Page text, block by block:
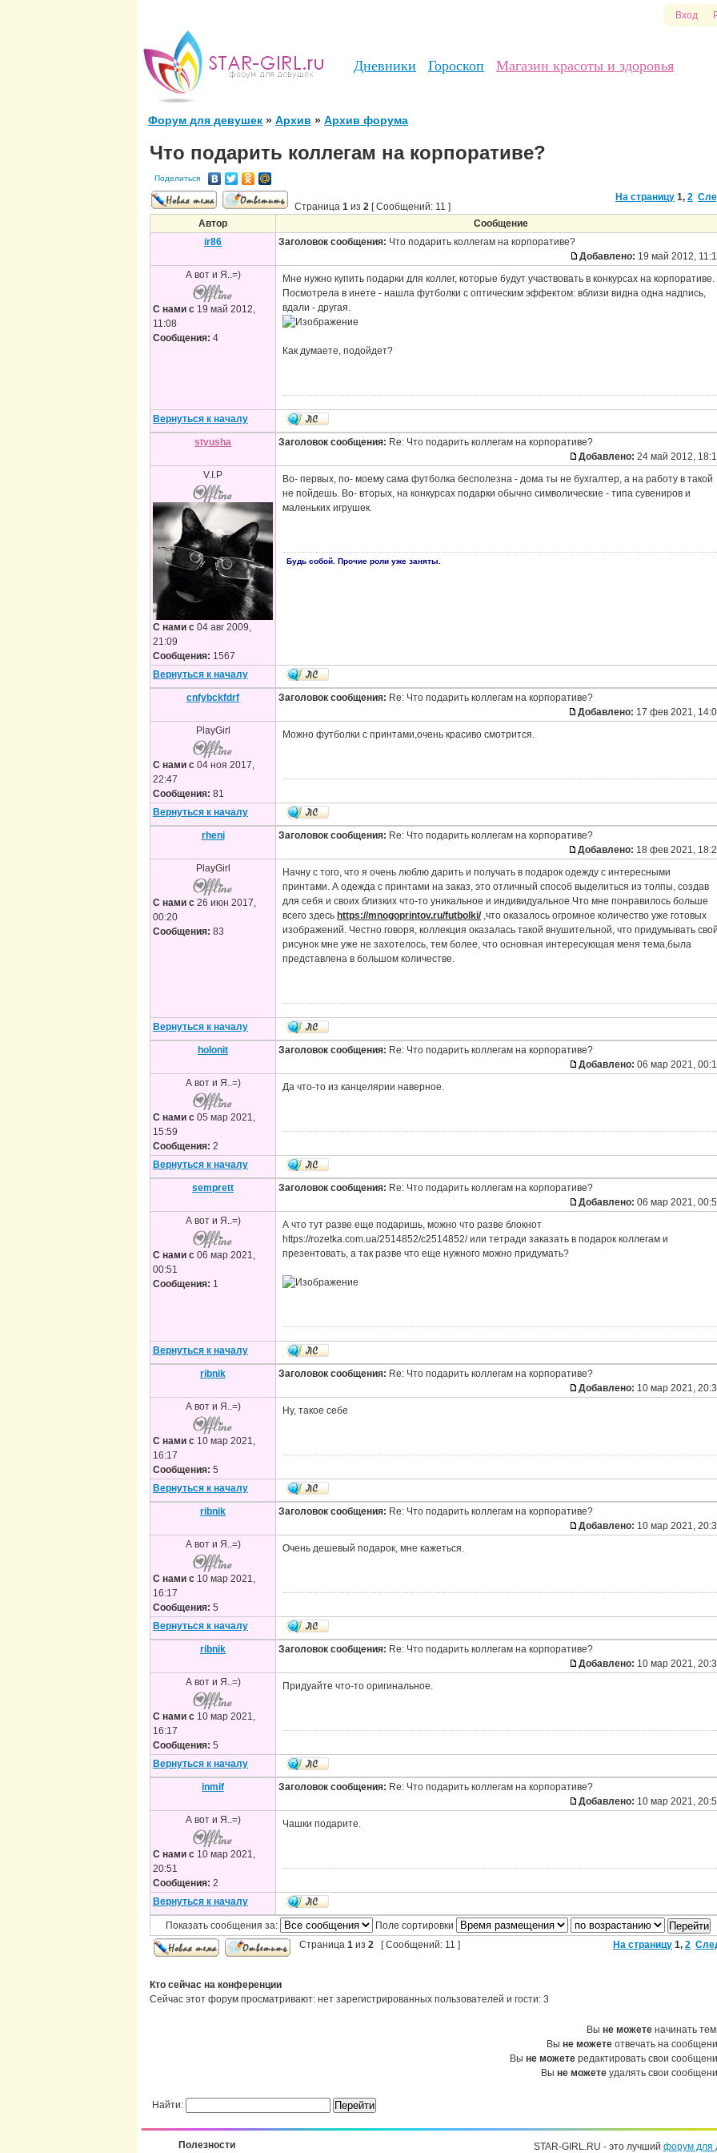
Вход
Дневники Гороскоп Магазин красоты и здоровья
Форум для девушек » Архив » Архив форума
Что подарить коллегам на корпоративе?
Поделиться
Страница 1 из 2 [ Сообщений: 11 ]
На страницу 1, 2
Автор
Сообщение
ir86
Заголовок сообщения: Что подарить коллегам на корпоративе?
Добавлено: 19 май 2012,
А вот и Я..=)
С нами с 19 май 2012,
11:08
Сообщения: 4
Мне нужно купить подарки для коллег, которые будут участвовать в конкурсах на корпоративе.
Посмотрела в инете - нашла футболки с оптическим эффектом: вблизи видна одна надпись,
вдали - другая.
Как думаете, подойдет?
Вернуться к началу
styusha Заголовок сообщения: Re: Что подарить коллегам на корпоративе?
Добавлено: 24 май 2012,
V.I.P
С нами с 04 авг 2009,
21:09
Сообщения: 1567
Во- первых, по- моему сама футболка бесполезна - дома ты не бухгалтер, а на работу в такой
не пойдешь. Во- вторых, на конкурсах подарки обычно символические - типа сувениров и
маленьких игрушек.
Будь собой. Прочие роли уже заняты.
Вернуться к началу
cnfybckfdrf Заголовок сообщения: Re: Что подарить коллегам на корпоративе?
Добавлено: 17 фев 2021,
PlayGirl
С нами с 04 ноя 2017,
22:47
Сообщения: 81
Можно футболки с принтами,очень красиво смотрится.
Вернуться к началу
rheni Заголовок сообщения: Re: Что подарить коллегам на корпоративе?
Добавлено: 18 фев 2021,
PlayGirl
С нами с 26 июн 2017,
00:20
Сообщения: 83
Начну с того, что я очень люблю дарить и получать в подарок одежду с интересными
принтами. А одежда с принтами на заказ, это отличный способ выделиться из толпы, создав
для себя и своих близких что-то уникальное и индивидуальное.Что мне понравилось больше
всего здесь https://mnogoprintov.ru/futbolki/,что оказалось огромное количество уже готовых
изображений. Честно говоря, коллекция оказалась такой внушительной, что придумывать свой
рисунок мне уже не захотелось, тем более, что основная интересующая меня тема,была
представлена в большом количестве.
Вернуться к началу
holonit Заголовок сообщения: Re: Что подарить коллегам на корпоративе?
Добавлено: 06 мар 2021,
А вот и Я..=)
С нами с 05 мар 2021,
15:59
Сообщения: 2
Да что-то из канцелярии наверное.
Вернуться к началу
semprett Заголовок сообщения: Re: Что подарить коллегам на корпоративе?
Добавлено: 06 мар 2021,
А вот и Я..=)
С нами с 06 мар 2021,
00:51
Сообщения: 1
А что тут разве еще подаришь, можно что разве блокнот
https://rozetka.com.ua/2514852/c2514852/ или тетради заказать в подарок коллегам и
презентовать, а так разве что еще нужного можно придумать?
Вернуться к началу
ribnik Заголовок сообщения: Re: Что подарить коллегам на корпоративе?
Добавлено: 10 мар 2021,
А вот и Я..=)
С нами с 10 мар 2021,
16:17
Сообщения: 5
Ну, такое себе
Вернуться к началу
ribnik Заголовок сообщения: Re: Что подарить коллегам на корпоративе?
Добавлено: 10 мар 2021,
А вот и Я..=)
С нами с 10 мар 2021,
16:17
Сообщения: 5
Очень дешевый подарок, мне кажеться.
Вернуться к началу
ribnik Заголовок сообщения: Re: Что подарить коллегам на корпоративе?
Добавлено: 10 мар 2021,
А вот и Я..=)
С нами с 10 мар 2021,
16:17
Сообщения: 5
Придуайте что-то оригинальное.
Вернуться к началу
inmif Заголовок сообщения: Re: Что подарить коллегам на корпоративе?
Добавлено: 10 мар 2021,
А вот и Я..=)
С нами с 10 мар 2021,
20:51
Сообщения: 2
Чашки подарите.
Вернуться к началу
Показать сообщения за:
Поле сортировки
Страница 1 из 2 [ Сообщений: 11 ] На страницу 1, 2
Кто сейчас на конференции
Сейчас этот форум просматривают: нет зарегистрированных пользователей и гости: 3
Вы не можете начинать
Вы не можете отвечать на
Вы не можете редактировать свои
Вы не можете удалять свои
Найти:
Полезности STAR-GIRL.RU - это лучший форум для